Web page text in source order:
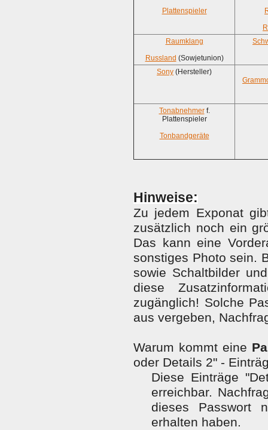
Plattenspieler
Raumklang
Russland (Sowjetunion)
Sony (Hersteller)
Tonabnehmerf.
Plattenspieler
Tonbandgeräte
Hinweise:
Zu jedem Exponat
zusätzlich noch ein
Das kann eine
sonstiges Photo sein.
sowie Schaltbilder
diese
zugänglich! Solche
aus vergeben,
Warum kommt eine
oder Details 2" -
Diese Einträge
erreichbar.
dieses Passwort
erhalten haben.